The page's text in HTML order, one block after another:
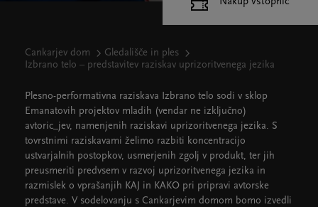
Cankarjev dom
Gledališče in ples
Izbrano telo – predstavitev raziskav uprizoritvenega jezika
Plesno-performativna raziskava Izbrano telo sodi v sklop
Emanatovih projektov mladih (vendar ne izključno)
avtoric_jev, namenjenih raziskavi uprizoritvenega jezika. S
tovrstnimi raziskavami želimo razbiti koncentracijo
ustvarjalnih postopkov, usmerjenih zgolj v produkt, ter jih
preusmeriti predvsem v razvoj uprizoritvenega jezika in
razmislek o vprašanjih KAJ in KAKO pri pripravi avtorske
predstave. V sodelovanju s Cankarjevim domom bomo izvedli